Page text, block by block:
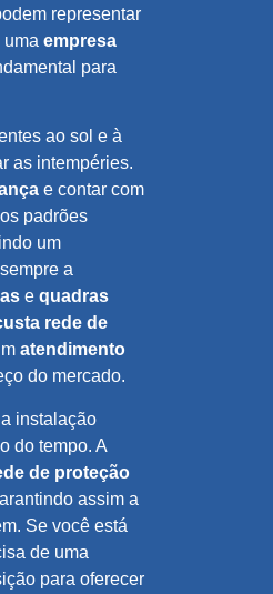
representar
uma empresa
para
ao sol e à
as intempéries.
e contar com
padrões
um
a
e quadras
rede de
atendimento
do mercado.
instalação
do tempo. A
de proteção
assim a
Se você está
de uma
para oferecer